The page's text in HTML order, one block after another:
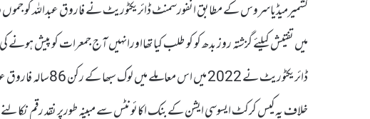
کشمیرمیڈیاسروس کے مطابق انفورسمنٹ ڈائریکٹوریٹ نے فاروق عبداللہ کو
میں تفتیش کیلئے گزشتہ روز بدھ کو کو طلب کیا تھااورانہیں آج جمعرات کو پیش
ڈائریکٹوریٹ نے
خلاف یہ کیس کرکٹ ایسوسی ایشن کے بنک اکائونٹس سے مبینہ طورپر نقد رقم